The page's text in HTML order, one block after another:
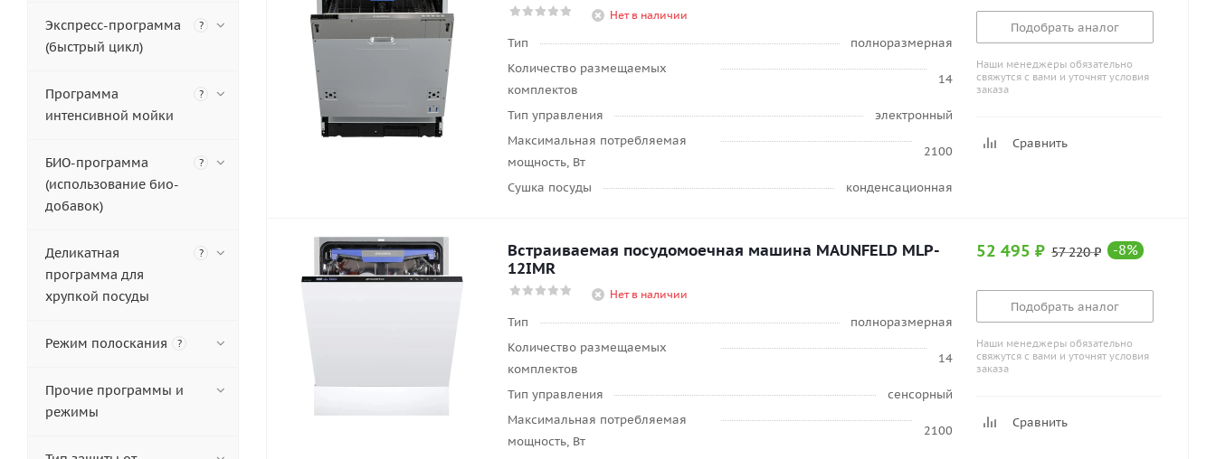
Нет в наличии
Тип
полноразмерная
Количество размещаемых
комплектов
14
Тип управления
электронный
Максимальная потребляемая
мощность, Вт
2100
Сушка посуды конденсационная
Подобрать аналог
Наши менеджеры обязательно
свяжутся с вами и уточнят условия
заказа
Сравнить
Встраиваемая посудомоечная машина MAUNFELD MLP-
12IMR
Нет в наличии
Тип
полноразмерная
Количество размещаемых
комплектов
14
Тип управления
сенсорный
Максимальная потребляемая
мощность, Вт
2100
52 495 ₽ 57 220₽ -8%
Подобрать аналог
Наши менеджеры обязательно
свяжутся с вами и уточнят условия
заказа
Сравнить
Экспресс-программа
(быстрый цикл)
?
Программа
интенсивной мойки
?
БИО-программа
(использование био-
добавок)
?
Деликатная
программа для
хрупкой посуды
?
Режим полоскания ?
Прочие программы и
режимы